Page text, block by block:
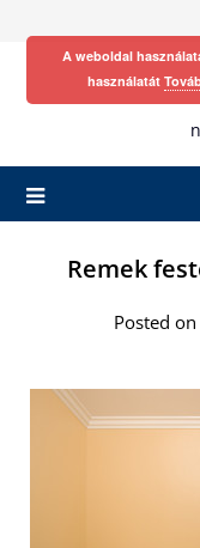
Remek
Posted
A weboldal
használatát